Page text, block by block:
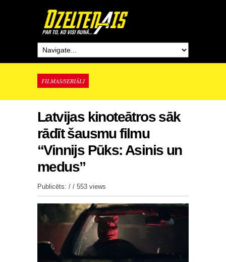
FILMAS/SERIĀLI
Latvijas kinoteātros sāk
rādīt šausmu filmu
“Vinnijs Pūks: Asinis un
medus”
Publicēts: / / 553 views